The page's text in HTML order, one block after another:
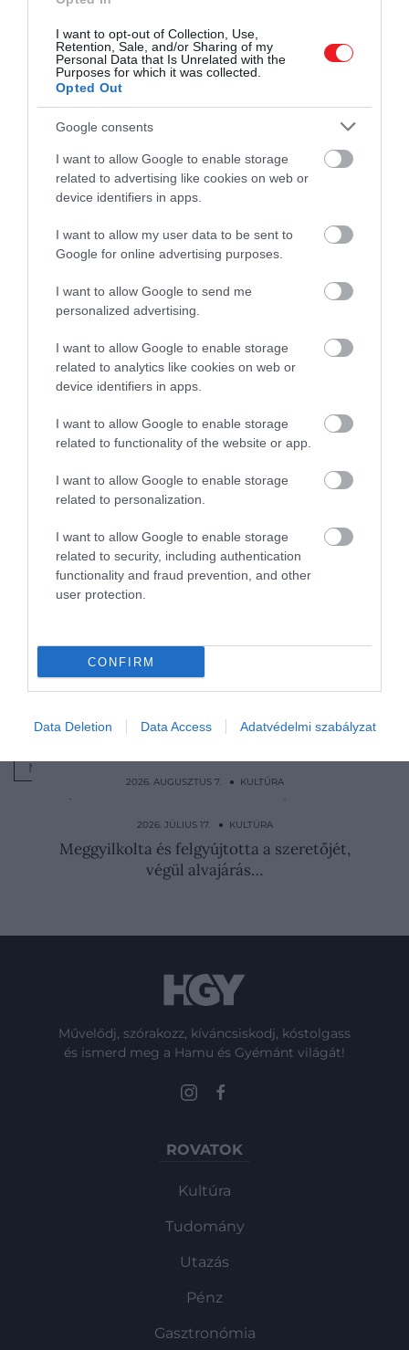
I want to opt-out of Collection, Use,
Retention, Sale, and/or Sharing of my
Personal Data that Is Unrelated with the
Purposes for which it was collected.
Opted Out
Google consents
I want to allow Google to enable storage
related to advertising like cookies on web or
device identifiers in apps.
I want to allow my user data to be sent to
Google for online advertising purposes.
I want to allow Google to send me
personalized advertising.
I want to allow Google to enable storage
related to analytics like cookies on web or
device identifiers in apps.
I want to allow Google to enable storage
related to functionality of the website or app.
I want to allow Google to enable storage
related to personalization.
I want to allow Google to enable storage
related to security, including authentication
functionality and fraud prevention, and other
user protection.
CONFIRM
Data Deletion Data Access Adatvédelmi szabályzat
El kell engednünk.
meg neki ezt a hősies
A Marvel vezetője szerint a
következő Bosszúállók-filmekbe nem tér vissza
Végjátékóta egy utolsó filmben, a 2021-es
özvegyben megismerhettük a karakter
eredettörténetét, Johansson nyilatkozatai alapján
lényegében kizárt, hogy Natasha Romanoff valaha is
visszatérjen a Marvel-univerzumba.
Ha ez mégis megtörténne, az körülbelül olyan szintű
húzás lenne, mintha a készítők Vasember halálát
Doctor Doom szerepében viszontláthatjuk
következőBosszuállók-filmben.
Nyitókép: Fotó: IMDb
KULTÚRA FEKETE ÖZVEGY
BOSSZÚÁLLÓK VÉGJÁTÉK VISSZATÉRÉS
MARVEL
2026. AUGUSZTUS 7. ● KULTÚRA
Bár nem fürdött vérben, a szolgálóit azért
kínozta Báthory…
2026. JÚLIUS 17. ● KULTÚRA
Meggyilkolta és felgyújtotta a szeretőjét,
végül alvajárás…
Művelődj, szórakozz, kíváncsiskodj, kóstolgass
és ismerd meg a Hamu és Gyémánt világát!
ROVATOK
Kultúra
Tudomány
Utazás
Pénz
Gasztronómia